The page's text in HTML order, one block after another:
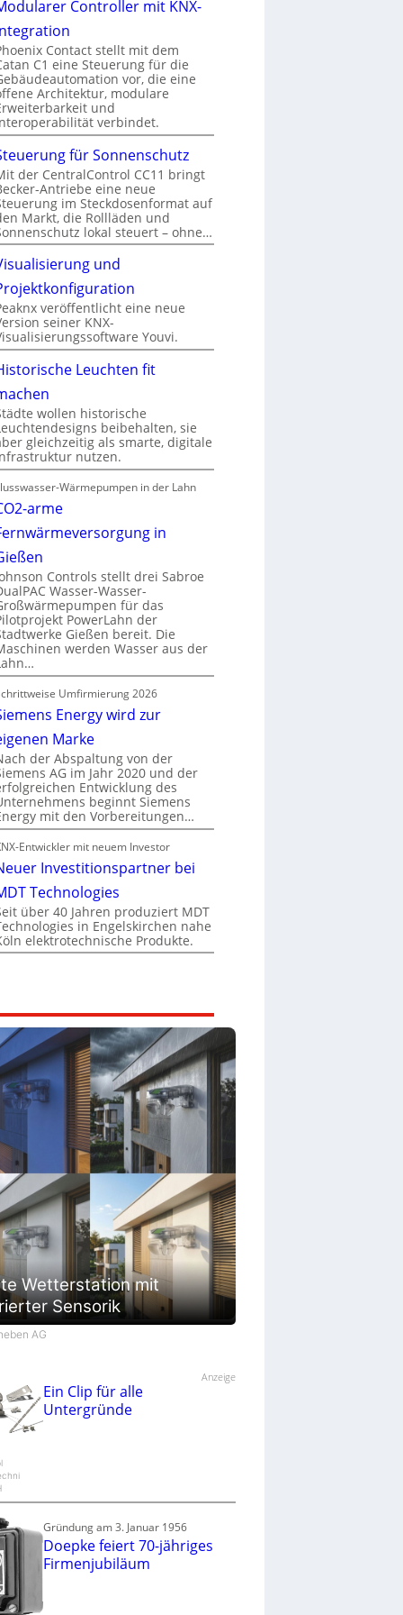
Controller mit KNX-
Contact stellt mit dem
C1 eine Steuerung für die
vor, die eine
Architektur, modulare
und
verbindet.
für Sonnenschutz
der CentralControl CC11 bringt
Antriebe eine neue
im Steckdosenformat auf
Markt, die Rollläden und
lokal steuert – ohne…
und
veröffentlicht eine neue
seiner KNX-
Youvi.
Leuchten fit
wollen historische
beibehalten, sie
gleichzeitig als smarte, digitale
nutzen.
Wärmepumpen in der Lahn
arme
in
Controls stellt drei Sabroe
Wasser-Wasser-
für das
PowerLahn der
Gießen bereit. Die
werden Wasser aus der
Umfirmierung 2026
Energy wird zur
Marke
der Abspaltung von der
AG im Jahr 2020 und der
Entwicklung des
beginnt Siemens
mit den Vorbereitungen…
Entwickler mit neuem Investor
Investitionspartner bei
Technologies
über 40 Jahren produziert MDT
in Engelskirchen nahe
elektrotechnische Produkte.
Wetterstation mit
Sensorik
AG
Anzeige
Ein Clip für alle
Untergründe
Gründung am 3. Januar 1956
Doepke feiert 70-jähriges
Firmenjubiläum